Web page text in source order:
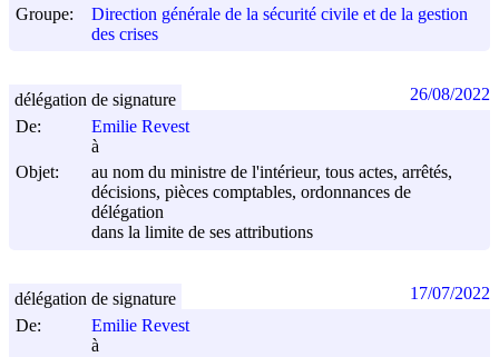
Groupe:
Direction générale de la sécurité civile et de la gestion
des crises
De:
Emilie Revest
à
Objet:
au nom du ministre de l'intérieur, tous actes, arrêtés,
décisions, pièces comptables, ordonnances de
délégation
dans la limite de ses attributions
délégation de signature 26/08/2022
De:
Emilie Revest
à
délégation de signature 17/07/2022